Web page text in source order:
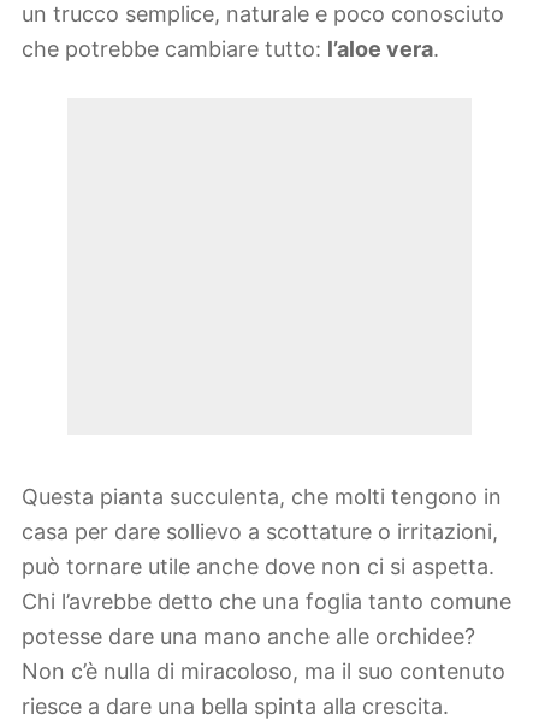
un trucco semplice, naturale e poco conosciuto
che potrebbe cambiare tutto: l’aloe vera.
Questa pianta succulenta, che molti tengono in
casa per dare sollievo a scottature o irritazioni,
può tornare utile anche dove non ci si aspetta.
Chi l’avrebbe detto che una foglia tanto comune
potesse dare una mano anche alle orchidee?
Non c’è nulla di miracoloso, ma il suo contenuto
riesce a dare una bella spinta alla crescita.